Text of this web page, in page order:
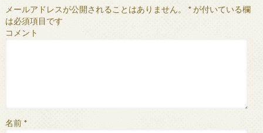
メールアドレスが公開されることはありません。 *が付いている欄
は必須項目です
コメント
名前 *